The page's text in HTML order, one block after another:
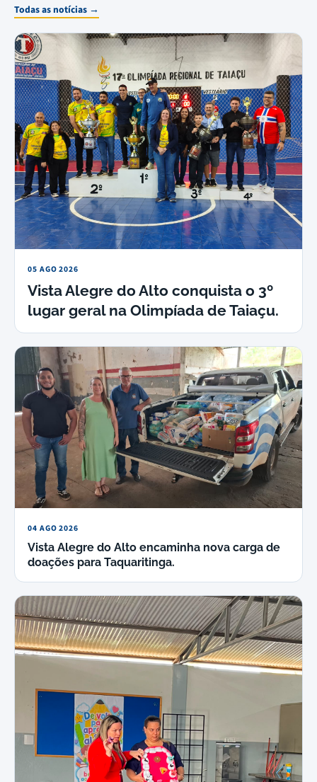
Todas as notícias →
05 AGO 2026
Vista Alegre do Alto conquista o 3º
lugar geral na Olimpíada de Taiaçu.
04 AGO 2026
Vista Alegre do Alto encaminha nova carga de
doações para Taquaritinga.